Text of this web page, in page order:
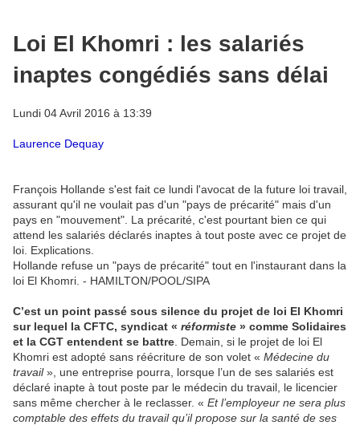
Loi El Khomri : les salariés
inaptes congédiés sans délai
Lundi 04 Avril 2016 à 13:39
Laurence Dequay
François Hollande s'est fait ce lundi l'avocat de la future loi travail,
assurant qu'il ne voulait pas d'un "pays de précarité" mais d'un
pays en "mouvement". La précarité, c'est pourtant bien ce qui
attend les salariés déclarés inaptes à tout poste avec ce projet de
loi. Explications.
Hollande refuse un "pays de précarité" tout en l'instaurant dans la
loi El Khomri. - HAMILTON/POOL/SIPA
C’est un point passé sous silence du projet de loi El Khomri
sur lequel la CFTC, syndicat « réformiste » comme Solidaires
et la CGT entendent se battre . Demain, si le projet de loi El
Khomri est adopté sans réécriture de son volet « Médecine du
travail», une entreprise pourra, lorsque l’un de ses salariés est
déclaré inapte à tout poste par le médecin du travail, le licencier
sans même chercher à le reclasser. « Et l’employeur ne sera plus
comptable des effets du travail qu’il propose sur la santé de ses